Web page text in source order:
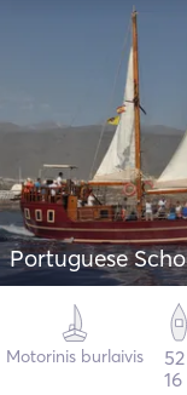
Portuguese
Motorinis burlaivis